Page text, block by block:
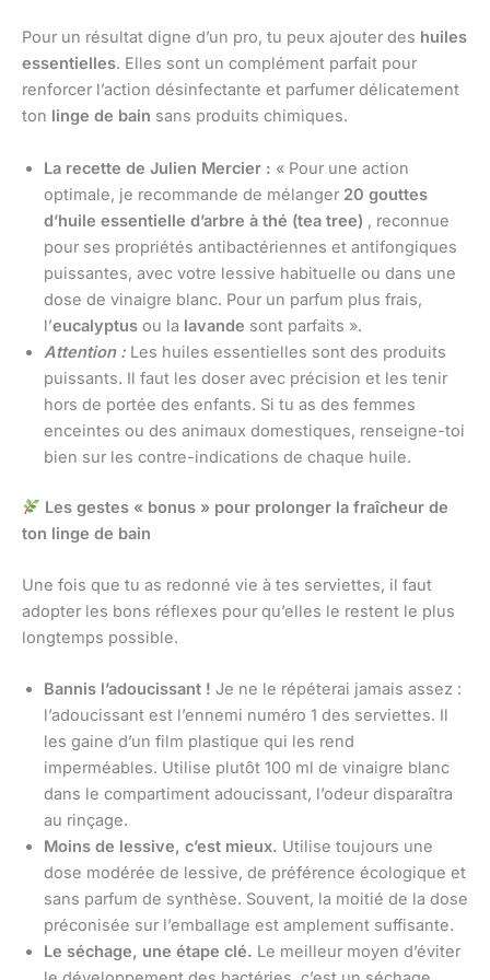
Pour un résultat digne d’un pro, tu peux ajouter des huiles
essentielles. Elles sont un complément parfait pour
renforcer l’action désinfectante et parfumer délicatement
ton linge de bain sans produits chimiques.
La recette de Julien Mercier : « Pour une action
optimale, je recommande de mélanger 20 gouttes
d’huile essentielle d’arbre à thé (tea tree) , reconnue
pour ses propriétés antibactériennes et antifongiques
puissantes, avec votre lessive habituelle ou dans une
dose de vinaigre blanc. Pour un parfum plus frais,
l’eucalyptus ou la lavande sont parfaits ».
Attention : Les huiles essentielles sont des produits
puissants. Il faut les doser avec précision et les tenir
hors de portée des enfants. Si tu as des femmes
enceintes ou des animaux domestiques, renseigne-toi
bien sur les contre-indications de chaque huile.
Les gestes « bonus » pour prolonger la fraîcheur de
ton linge de bain
Une fois que tu as redonné vie à tes serviettes, il faut
adopter les bons réflexes pour qu’elles le restent le plus
longtemps possible.
Bannis l’adoucissant ! Je ne le répéterai jamais assez :
l’adoucissant est l’ennemi numéro 1 des serviettes. Il
les gaine d’un film plastique qui les rend
imperméables. Utilise plutôt 100 ml de vinaigre blanc
dans le compartiment adoucissant, l’odeur disparaîtra
au rinçage.
Moins de lessive, c’est mieux. Utilise toujours une
dose modérée de lessive, de préférence écologique et
sans parfum de synthèse. Souvent, la moitié de la dose
préconisée sur l’emballage est amplement suffisante.
Le séchage, une étape clé. Le meilleur moyen d’éviter